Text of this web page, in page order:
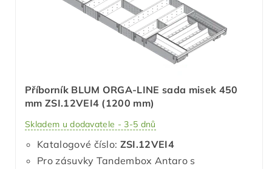
Příborník BLUM ORGA-LINE sada misek 450
mm ZSI.12VEI4 (1200 mm)
Skladem u dodavatele - 3-5 dnů
Katalogové číslo: ZSI.12VEI4
Pro zásuvky Tandembox Antaro s